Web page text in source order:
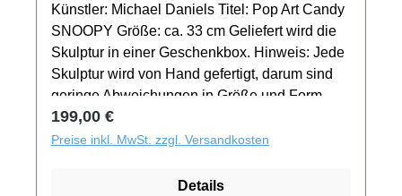
Künstler: Michael Daniels Titel: Pop Art Candy
SNOOPY Größe: ca. 33 cm Geliefert wird die
Skulptur in einer Geschenkbox. Hinweis: Jede
Skulptur wird von Hand gefertigt, darum sind
geringe Abweichungen in Größe und Form
gewollt. Das Produktbild zeigt nur ein Muster
der Motivserie. Jedes Exemplar aus der
Regulärer Preis:
199,00 €
Preise inkl. MwSt. zzgl. Versandkosten
Details